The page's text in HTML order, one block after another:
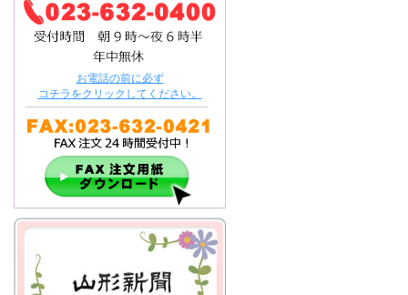
お電話の前に必ず
コチラをクリックしてください。